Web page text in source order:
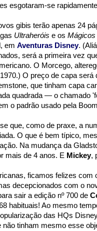
esgotaram-se
gibis terão apenas 24
Ultraheróis e os
em Aventuras Disney.
será a primeira vez
O Morcego,
O preço de capa será
que tinham capa
quadrada — o chamado
o padrão usado pela
que, como de praxe, a
O que é bem típico,
Na mudança da
mais de 4 anos. E Mickey,
ficamos felizes com
decepcionados com o
sair a edição nº 700 de
habituais! Ao mesmo
das HQs
tinham mesmo esse